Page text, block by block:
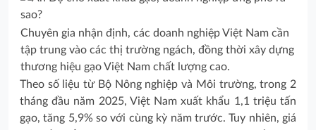
Chuyên gia nhận định, các doanh nghiệp Việt Nam cần
tập trung vào các thị trường ngách, đồng thời xây dựng
thương hiệu gạo Việt Nam chất lượng cao.
Theo số liệu từ Bộ Nông nghiệp và Môi trường, trong 2
tháng đầu năm 2025, Việt Nam xuất khẩu 1,1 triệu tấn
gạo, tăng 5,9% so với cùng kỳ năm trước. Tuy nhiên, giá